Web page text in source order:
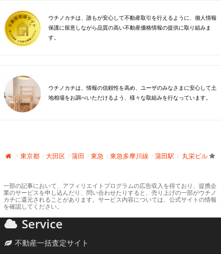
ウチノカチは、誰もが安心して不動産取引を行えるように、個人情報
保護に留意しながら品質の高い不動産価格情報の提供に取り組みま
す。
ウチノカチは、情報の信頼性を高め、ユーザのみなさまに安心して土
地相場をお調べいただけるよう、様々な取組みを行なっています。
東京都 大田区 蒲田 東急 東急多摩川線 蒲田駅 丸栄ビル
一部の記事において、アフィリエイトプログラムの広告収入を得ており、提携企
業のサービスを申し込んだり、問い合わせたりすると、売り上げの一部がウチノ
カチに還元されることがあります。サービス内容については、公式サイトの情報
を確認してください。
Service
不動産一括査定サイト